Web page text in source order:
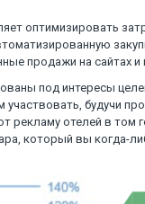
оптимизировать
продажи на сайтах и
под интересы
будучи
рекламу отелей в том
который вы когда-